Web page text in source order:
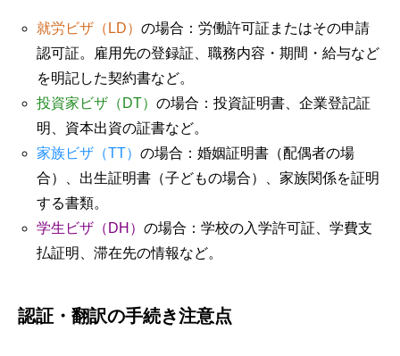
就労ビザ（LD） の場合：労働許可証またはその申請
認可証。雇用先の登録証、職務内容・期間・給与など
を明記した契約書など。
投資家ビザ（DT） の場合：投資証明書、企業登記証
明、資本出資の証書など。
家族ビザ（TT） の場合：婚姻証明書（配偶者の場
合）、出生証明書（子どもの場合）、家族関係を証明
する書類。
学生ビザ（DH） の場合：学校の入学許可証、学費支
払証明、滞在先の情報など。
認証・翻訳の手続き注意点